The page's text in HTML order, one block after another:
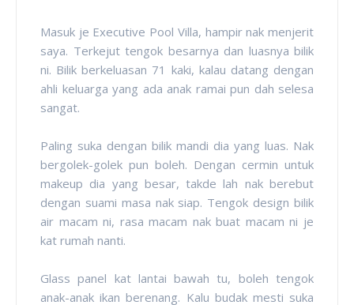
Masuk je Executive Pool Villa, hampir nak menjerit
saya. Terkejut tengok besarnya dan luasnya bilik
ni. Bilik berkeluasan 71 kaki, kalau datang dengan
ahli keluarga yang ada anak ramai pun dah selesa
sangat.
Paling suka dengan bilik mandi dia yang luas. Nak
bergolek-golek pun boleh. Dengan cermin untuk
makeup dia yang besar, takde lah nak berebut
dengan suami masa nak siap. Tengok design bilik
air macam ni, rasa macam nak buat macam ni je
kat rumah nanti.
Glass panel kat lantai bawah tu, boleh tengok
anak-anak ikan berenang. Kalu budak mesti suka